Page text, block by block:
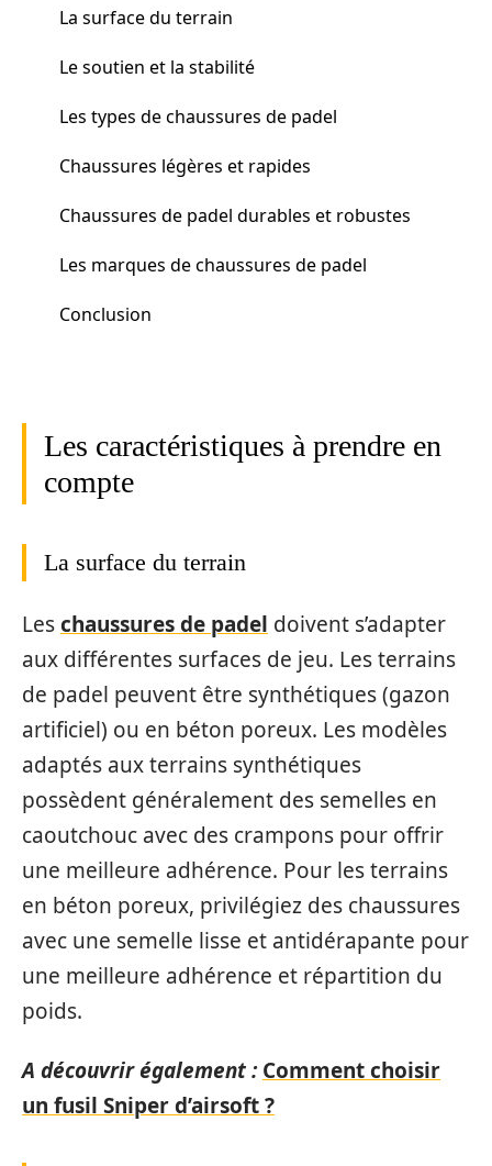
La surface du terrain
Le soutien et la stabilité
Les types de chaussures de padel
Chaussures légères et rapides
Chaussures de padel durables et robustes
Les marques de chaussures de padel
Conclusion
Les caractéristiques à prendre en
compte
La surface du terrain
Leschaussures de padel doivent s’adapter
aux différentes surfaces de jeu. Les terrains
de padel peuvent être synthétiques (gazon
artificiel) ou en béton poreux. Les modèles
adaptés aux terrains synthétiques
possèdent généralement des semelles en
caoutchouc avec des crampons pour offrir
une meilleure adhérence. Pour les terrains
en béton poreux, privilégiez des chaussures
avec une semelle lisse et antidérapante pour
une meilleure adhérence et répartition du
poids.
A découvrir également : Comment choisir
un fusil Sniper d’airsoft ?